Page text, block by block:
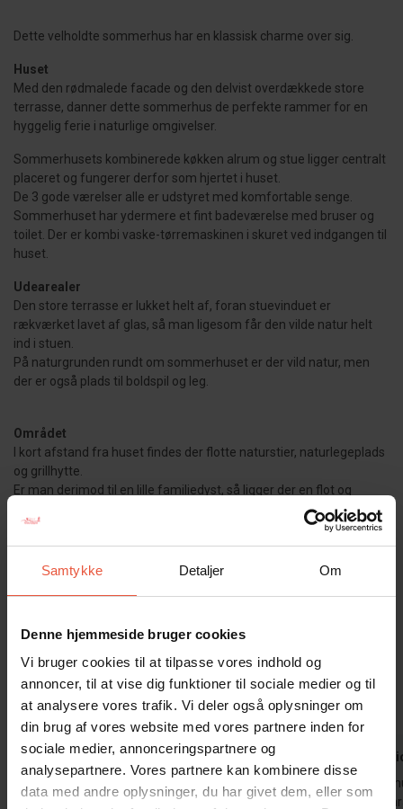
Samtykke Detaljer Om
Denne hjemmeside bruger cookies
Vi bruger cookies til at tilpasse vores indhold og
annoncer, til at vise dig funktioner til sociale medier og til
at analysere vores trafik. Vi deler også oplysninger om
din brug af vores website med vores partnere inden for
sociale medier, annonceringspartnere og
analysepartnere. Vores partnere kan kombinere disse
data med andre oplysninger, du har givet dem, eller som
Dette velholdte sommerhus har en klassisk charme over sig.
Huset
Med den rødmalede facade og den delvist overdækkede store
terrasse, danner dette sommerhus de perfekte rammer for en
hyggelig ferie i naturlige omgivelser.
Sommerhusets kombinerede køkken alrum og stue ligger centralt
placeret og fungerer derfor som hjertet i huset.
De 3 gode værelser alle er udstyret med komfortable senge.
Sommerhuset har ydermere et fint badeværelse med bruser og
toilet. Der er kombi vaske-tørremaskinen i skuret ved indgangen til
huset.
Udearealer
Den store terrasse er lukket helt af, foran stuevinduet er
rækværket lavet af glas, så man ligesom får den vilde natur helt
ind i stuen.
På naturgrunden rundt om sommerhuset er der vild natur, men
der er også plads til boldspil og leg.
Området
I kort afstand fra huset findes der flotte naturstier, naturlegeplads
og grillhytte.
Er man derimod til en lille familiedyst, så ligger der en flot og
underholdende minigolfbane kun få 100 meter fra sommerhuset.
Sommerhuset er røgfrit og ungdomsgrupper er ikke tilladt.
Gæsterne siger
4,7 • 20 Bedømmelser
Hus
4,5
Grund
4,9
Område
4,7
Klaus Wittlich
jun 2026
virkelig at slappe af. Der er mulighed for
Klaus
Huset er
et roligt